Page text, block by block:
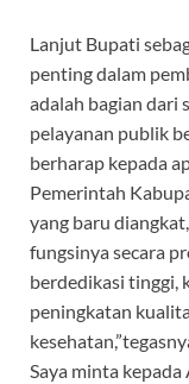
Lanjut Bupati
penting dalam
adalah bagian dari
pelayanan publik
berharap kepada
Pemerintah
yang baru
fungsinya secara
berdedikasi tinggi,
peningkatan
Saya minta